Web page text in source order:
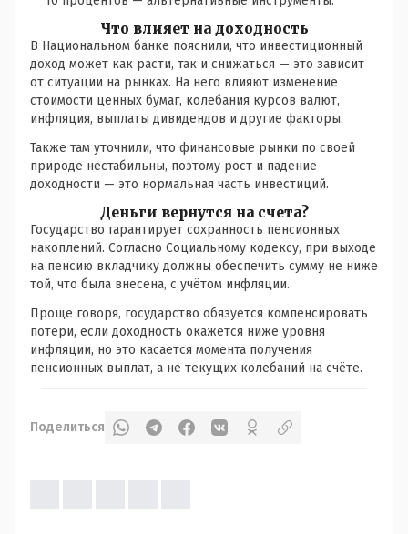
Что влияет на доходность
В Национальном банке пояснили, что инвестиционный
доход может как расти, так и снижаться — это зависит
от ситуации на рынках. На него влияют изменение
стоимости ценных бумаг, колебания курсов валют,
инфляция, выплаты дивидендов и другие факторы.
Также там уточнили, что финансовые рынки по своей
природе нестабильны, поэтому рост и падение
доходности — это нормальная часть инвестиций.
Деньги вернутся на счета?
Государство гарантирует сохранность пенсионных
накоплений. Согласно Социальному кодексу, при выходе
на пенсию вкладчику должны обеспечить сумму не ниже
той, что была внесена, с учётом инфляции.
Проще говоря, государство обязуется компенсировать
потери, если доходность окажется ниже уровня
инфляции, но это касается момента получения
пенсионных выплат, а не текущих колебаний на счёте.
Поделиться